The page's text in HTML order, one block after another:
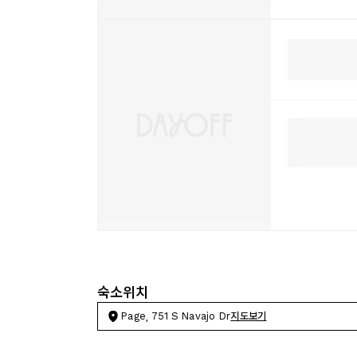
숙소위치
Page, 751 S Navajo Dr지도보기